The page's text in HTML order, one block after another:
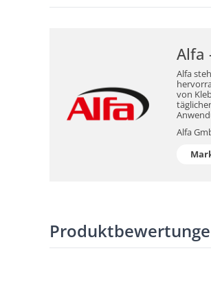
Alfa
Alfa
von
Alfa